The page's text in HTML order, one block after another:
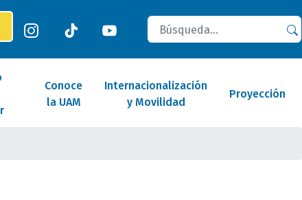
Buscar
Conoce
la UAM
Internacionalización
y Movilidad
Proyección